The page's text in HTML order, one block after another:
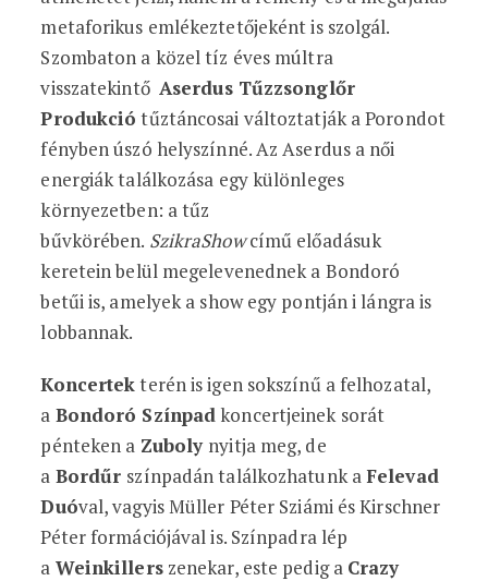
metaforikus emlékeztetőjeként is szolgál.
Szombaton a közel tíz éves múltra
visszatekintő Aserdus Tűzzsonglőr
Produkció tűztáncosai változtatják a Porondot
fényben úszó helyszínné. Az Aserdus a női
energiák találkozása egy különleges
környezetben: a tűz
bűvkörében. SzikraShowcímű előadásuk
keretein belül megelevenednek a Bondoró
betűi is, amelyek a show egy pontján i lángra is
lobbannak.
Koncertekterén is igen sokszínű a felhozatal,
a Bondoró Színpadkoncertjeinek sorát
pénteken a Zuboly nyitja meg, de
a Bordűr színpadán találkozhatunk aFelevad
Duóval, vagyis Müller Péter Sziámi és Kirschner
Péter formációjával is. Színpadra lép
a Weinkillerszenekar, este pedig a Crazy